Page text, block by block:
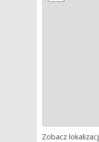
Zobacz